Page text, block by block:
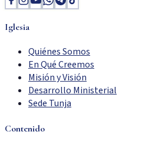
Iglesia
Quiénes Somos
En Qué Creemos
Misión y Visión
Desarrollo Ministerial
Sede Tunja
Contenido